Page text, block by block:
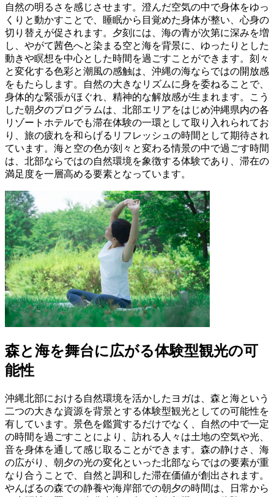
自然の明るさを感じさせます。澄んだ空気の中で身体をゆっ
くりと動かすことで、睡眠から目覚めた身体が整い、心身の
切り替えが促されます。夕刻には、海の青が次第に深みを増
し、やがて茜色へと染まる空と海を背景に、ゆったりとした
動きや瞑想を中心とした時間を過ごすことができます。刻々
と変化する色彩と潮風の感触は、沖縄の海ならではの開放感
をもたらします。自然の大きなリズムに身を委ねることで、
身体的な緊張がほぐれ、精神的な解放感が生まれます。こう
した朝夕のプログラムは、北部エリアをはじめ沖縄県内の各
リゾートホテルでも滞在体験の一環として取り入れられてお
り、旅の疲れを和らげるリフレッシュの時間として期待され
ています。海と空の色が刻々と変わる情景の中で過ごす時間
は、北部ならではの自然環境を象徴する体験であり、滞在の
満足度を一層高める要素となっています。
森と海を舞台に広がる体験型観光の可
能性
沖縄北部における自然環境を活かしたヨガは、森と海という
二つの大きな資源を背景とする体験型観光としての可能性を
有しています。景色を鑑賞するだけでなく、自然の中で一定
の時間を過ごすことにより、訪れる人々は土地の空気や光、
音を身体を通して感じ取ることができます。森の静けさ、海
の広がり、朝夕の光の変化といった北部ならではの要素が重
なり合うことで、自然と調和した滞在価値が創出されます。
やんばるの森での静養や海岸部での朝夕の時間は、日常から